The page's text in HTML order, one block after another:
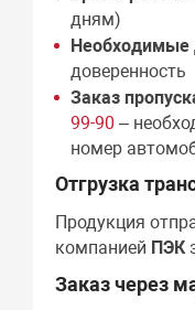
дням)
Необходимые
доверенность
Заказ
99-90 –
номер
Отгрузка
Продукция
компанией ПЭК
Заказ через